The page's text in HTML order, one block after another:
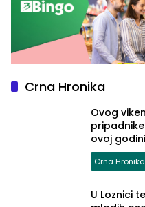
Crna Hronika
Ovog
ovoj godini
Crna Hronika
U Loznici